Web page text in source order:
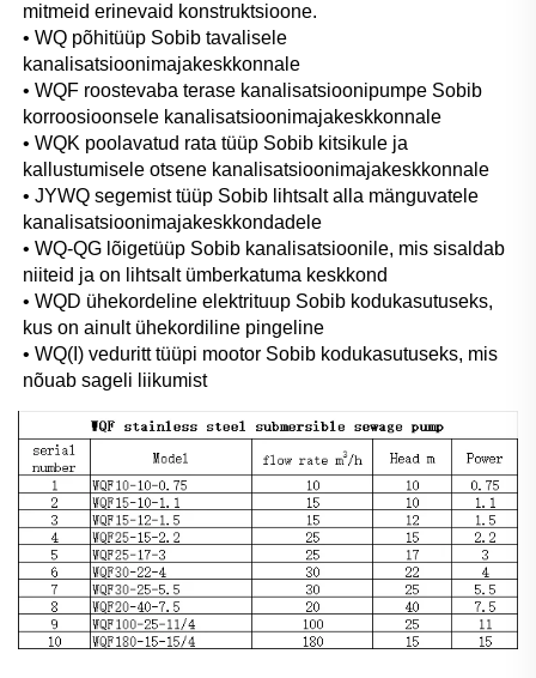
mitmeid erinevaid konstruktsioone.
• WQ põhitüüp Sobib tavalisele
kanalisatsioonimajakeskkonnale
• WQF roostevaba terase kanalisatsioonipumpe Sobib
korroosioonsele kanalisatsioonimajakeskkonnale
• WQK poolavatud rata tüüp Sobib kitsikule ja
kallustumisele otsene kanalisatsioonimajakeskkonnale
• JYWQ segemist tüüp Sobib lihtsalt alla mänguvatele
kanalisatsioonimajakeskkondadele
• WQ-QG lõigetüüp Sobib kanalisatsioonile, mis sisaldab
niiteid ja on lihtsalt ümberkatuma keskkond
• WQD ühekordeline elektrituup Sobib kodukasutuseks,
kus on ainult ühekordiline pingeline
• WQ(I) veduritt tüüpi mootor Sobib kodukasutuseks, mis
nõuab sageli liikumist